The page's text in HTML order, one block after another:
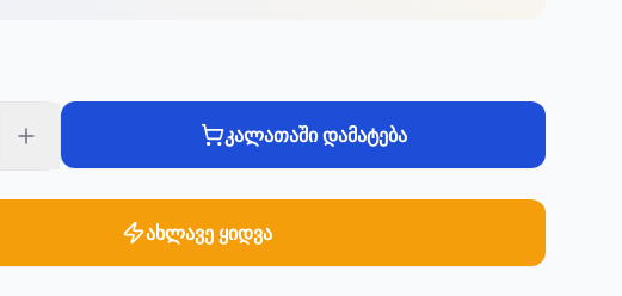
კალათაში დამატება
ახლავე ყიდვა